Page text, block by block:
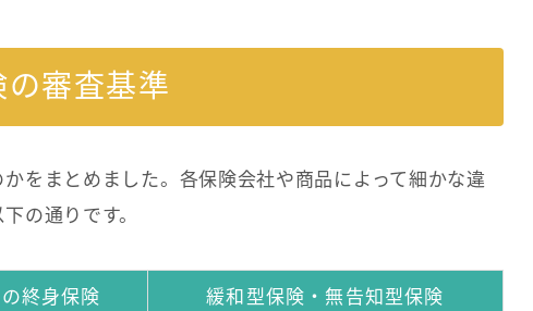
審査基準
をまとめました。各保険会社や商品によって細かな違
の通りです。
終身保険 緩和型保険・無告知型保険